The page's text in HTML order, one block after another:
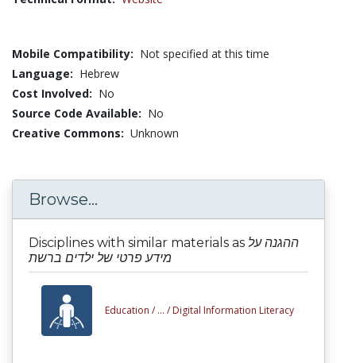
Mobile Compatibility: Not specified at this time
Language: Hebrew
Cost Involved: No
Source Code Available: No
Creative Commons: Unknown
Browse...
Disciplines with similar materials as ההגנה על
מידע פרטי של ילדים ברשת
Education / ... / Digital Information Literacy